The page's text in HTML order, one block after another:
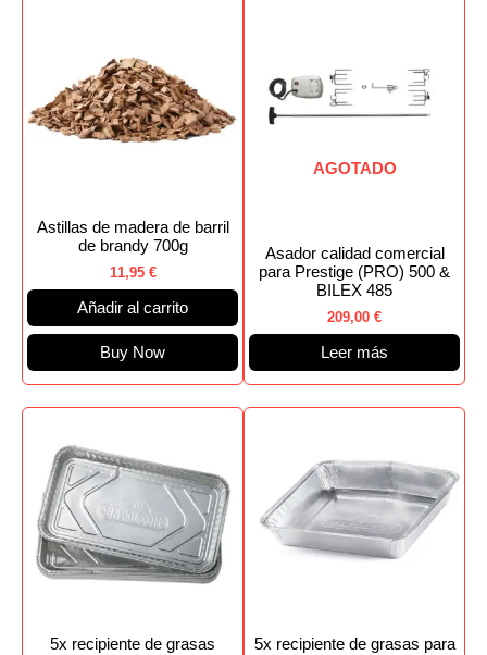
Astillas de madera de barril
de brandy 700g
11,95 €
Añadir al carrito
Buy Now
AGOTADO
Asador calidad comercial
para Prestige (PRO) 500 &
BILEX 485
209,00 €
Leer más
5x recipiente de grasas
5x recipiente de grasas para